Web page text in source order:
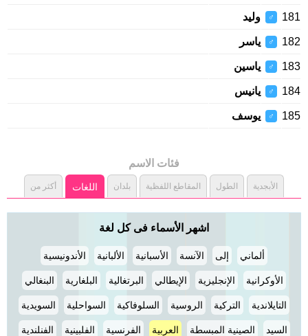
181
♂ وليد
182
♂ ياسر
183
♂ ياسين
184
♂ يانيس
185
♂ يوسف
فئات الاسم
الأبجدية الطول المقاطع اللفظية بلدان اللغات أكثر من
اشهر الأسماء فى كل لغة
ألماني إلى الآنسة الأسبانية الألبانية الأندونيسية
الأوكرانية الإنجليزية الإيطالي البرتغالية البلغارية البنغالي
التايلاندية التركية الروسية السلوفاكية السواحلية السويدية
السيد الصينية المبسطة العربية الفرنسية الفلبينية الفنلندية